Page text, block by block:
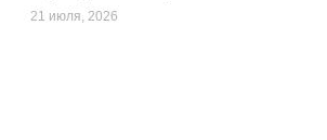
21 июля, 2026